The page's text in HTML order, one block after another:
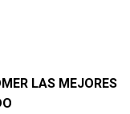
LAS MEJORES